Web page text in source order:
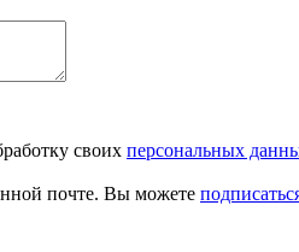
своих персональных
почте. Вы можете